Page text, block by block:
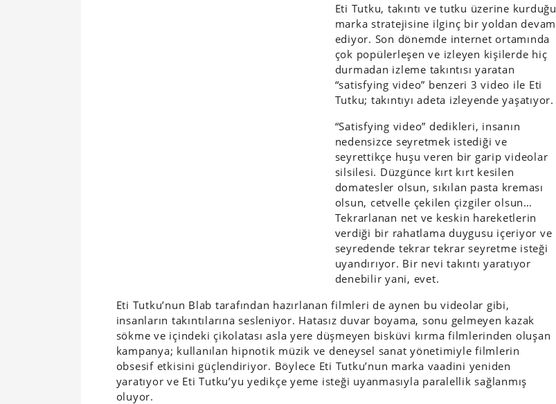
Eti Tutku, takıntı ve tutku üzerine kurduğu
marka stratejisine ilginç bir yoldan devam
ediyor. Son dönemde internet ortamında
çok popülerleşen ve izleyen kişilerde hiç
durmadan izleme takıntısı yaratan
“satisfying video” benzeri 3 video ile Eti
Tutku; takıntıyı adeta izleyende yaşatıyor.
“Satisfying video” dedikleri, insanın
nedensizce seyretmek istediği ve
seyrettikçe huşu veren bir garip videolar
silsilesi. Düzgünce kırt kırt kesilen
domatesler olsun, sıkılan pasta kreması
olsun, cetvelle çekilen çizgiler olsun…
Tekrarlanan net ve keskin hareketlerin
verdiği bir rahatlama duygusu içeriyor ve
seyredende tekrar tekrar seyretme isteği
uyandırıyor. Bir nevi takıntı yaratıyor
denebilir yani, evet.
Eti Tutku’nun Blab tarafından hazırlanan filmleri de aynen bu videolar gibi,
insanların takıntılarına sesleniyor. Hatasız duvar boyama, sonu gelmeyen kazak
sökme ve içindeki çikolatası asla yere düşmeyen bisküvi kırma filmlerinden oluşan
kampanya; kullanılan hipnotik müzik ve deneysel sanat yönetimiyle filmlerin
obsesif etkisini güçlendiriyor. Böylece Eti Tutku’nun marka vaadini yeniden
yaratıyor ve Eti Tutku’yu yedikçe yeme isteği uyanmasıyla paralellik sağlanmış
oluyor.